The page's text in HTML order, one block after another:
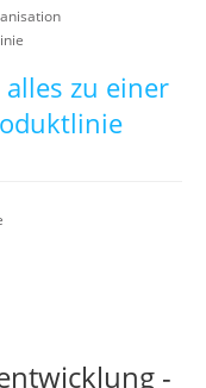
zu einer
-